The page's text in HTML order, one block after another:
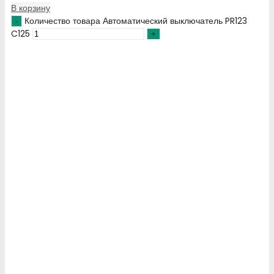
В корзину
Количество товара Автоматический выключатель PR123
C125